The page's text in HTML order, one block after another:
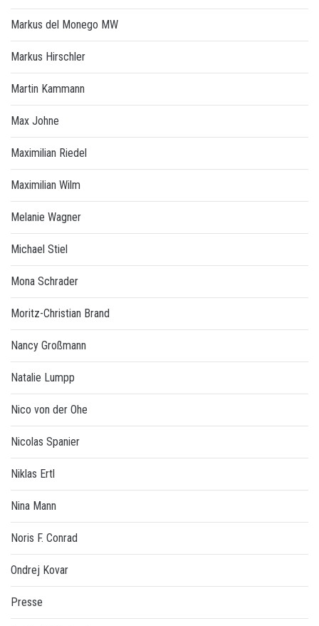
Markus del Monego MW
Markus Hirschler
Martin Kammann
Max Johne
Maximilian Riedel
Maximilian Wilm
Melanie Wagner
Michael Stiel
Mona Schrader
Moritz-Christian Brand
Nancy Großmann
Natalie Lumpp
Nico von der Ohe
Nicolas Spanier
Niklas Ertl
Nina Mann
Noris F. Conrad
Ondrej Kovar
Presse